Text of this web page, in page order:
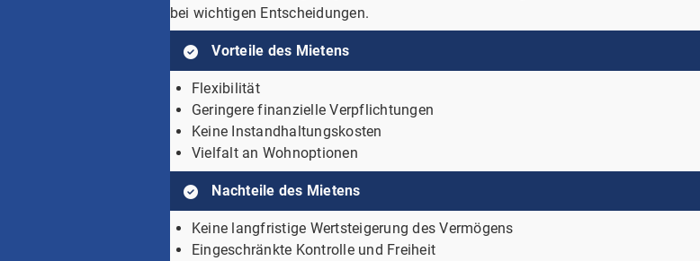
bei wichtigen Entscheidungen.
Vorteile des Mietens
Flexibilität
Geringere finanzielle Verpflichtungen
Keine Instandhaltungskosten
Vielfalt an Wohnoptionen
Nachteile des Mietens
Keine langfristige Wertsteigerung des Vermögens
Eingeschränkte Kontrolle und Freiheit